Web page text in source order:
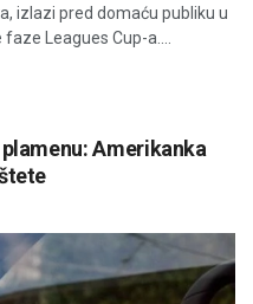
izlazi pred domaću publiku u
Leagues Cup-a....
Amerikanka